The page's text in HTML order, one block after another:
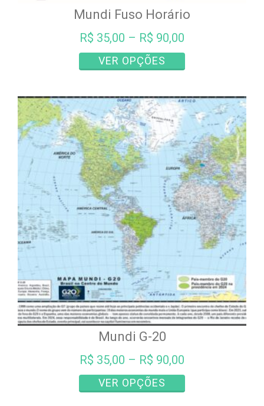
Mundi Fuso Horário
R$ 35,00 – R$ 90,00
VER OPÇÕES
produto
várias
variantes.
opções
podem
ser
escolhidas
na
página
produto
Mundi G-20
R$ 35,00 – R$ 90,00
VER OPÇÕES
produto